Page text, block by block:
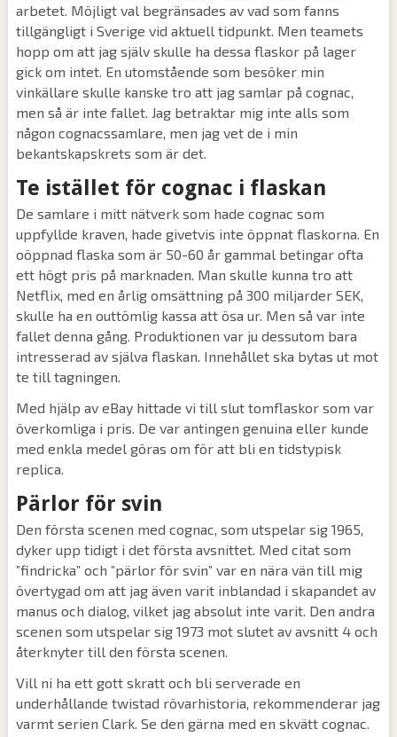
arbetet. Möjligt val begränsades av vad som fanns
tillgängligt i Sverige vid aktuell tidpunkt. Men teamets
hopp om att jag själv skulle ha dessa flaskor på lager
gick om intet. En utomstående som besöker min
vinkällare skulle kanske tro att jag samlar på cognac,
men så är inte fallet. Jag betraktar mig inte alls som
någon cognacssamlare, men jag vet de i min
bekantskapskrets som är det.
Te istället för cognac i flaskan
De samlare i mitt nätverk som hade cognac som
uppfyllde kraven, hade givetvis inte öppnat flaskorna. En
oöppnad flaska som är 50-60 år gammal betingar ofta
ett högt pris på marknaden. Man skulle kunna tro att
Netflix, med en årlig omsättning på 300 miljarder SEK,
skulle ha en outtömlig kassa att ösa ur. Men så var inte
fallet denna gång. Produktionen var ju dessutom bara
intresserad av själva flaskan. Innehållet ska bytas ut mot
te till tagningen.
Med hjälp av eBay hittade vi till slut tomflaskor som var
överkomliga i pris. De var antingen genuina eller kunde
med enkla medel göras om för att bli en tidstypisk
replica.
Pärlor för svin
Den första scenen med cognac, som utspelar sig 1965,
dyker upp tidigt i det första avsnittet. Med citat som
”findricka” och ”pärlor för svin” var en nära vän till mig
övertygad om att jag även varit inblandad i skapandet av
manus och dialog, vilket jag absolut inte varit. Den andra
scenen som utspelar sig 1973 mot slutet av avsnitt 4 och
återknyter till den första scenen.
Vill ni ha ett gott skratt och bli serverade en
underhållande twistad rövarhistoria, rekommenderar jag
varmt serien Clark. Se den gärna med en skvätt cognac.